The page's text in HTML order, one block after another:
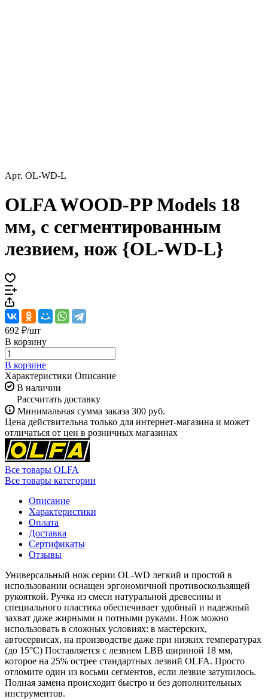
Арт. OL-WD-L
OLFA WOOD-PP Models 18
мм, с сегментированным
лезвием, нож {OL-WD-L}
692 ₽/шт
В корзину
В корзине
Характеристики Описание
В наличии
Рассчитать доставку
Минимальная сумма заказа 300 руб.
Цена действительна только для интернет-магазина и может
отличаться от цен в розничных магазинах
Все товары OLFA
Все товары категории
Описание
Характеристики
Оплата
Доставка
Сертификаты
Отзывы
Универсальный нож серии OL-WD легкий и простой в
использовании оснащен эргономичной противоскользящей
рукояткой. Ручка из смеси натуральной древесины и
специального пластика обеспечивает удобный и надежный
захват даже жирными и потными руками. Нож можно
использовать в сложных условиях: в мастерских,
автосервисах, на производстве даже при низких температурах
(до 15°C) Поставляется с лезвием LBB шириной 18 мм,
которое на 25% острее стандартных лезвий OLFA. Просто
отломите один из восьми сегментов, если лезвие затупилось.
Полная замена происходит быстро и без дополнительных
инструментов.